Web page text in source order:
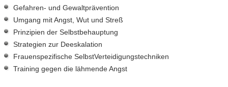
Gefahren- und Gewaltprävention
Umgang mit Angst, Wut und Streß
Prinzipien der Selbstbehauptung
Strategien zur Deeskalation
Frauenspezifische SelbstVerteidigungstechniken
Training gegen die lähmende Angst